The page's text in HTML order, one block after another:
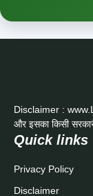
Disclaimer :
और इसका किसी
Quick links
Privacy Policy
Disclaimer